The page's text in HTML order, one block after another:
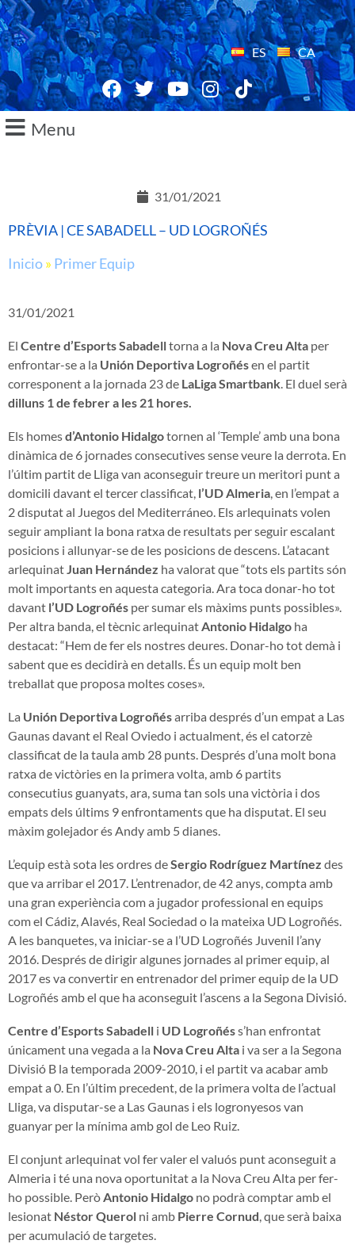
ES CA
Menu
31/01/2021
PRÈVIA | CE SABADELL – UD LOGROÑÉS
Inicio» Primer Equip
31/01/2021
El Centre d’Esports Sabadelltorna a la Nova Creu Alta per
enfrontar-se a la Unión Deportiva Logroñésen el partit
corresponent a la jornada 23 de LaLiga Smartbank. El duel serà
dilluns 1 de febrer a les 21 hores.
Els homesd’Antonio Hidalgotornen al ‘Temple’ amb una bona
dinàmica de 6 jornades consecutives sense veure la derrota. En
l’últim partit de Lliga van aconseguir treure un meritori punt a
domicili davant el tercer classificat, l’UD Almeria, en l’empat a
2 disputat al Juegos del Mediterráneo. Els arlequinats volen
seguir ampliant la bona ratxa de resultats per seguir escalant
posicions i allunyar-se de les posicions de descens. L’atacant
arlequinatJuan Hernández ha valorat que “tots els partits són
molt importants en aquesta categoria. Ara toca donar-ho tot
davant l’UD Logroñés per sumar els màxims punts possibles».
Per altra banda, el tècnic arlequinatAntonio Hidalgo ha
destacat: “Hem de fer els nostres deures. Donar-ho tot demà i
sabent que es decidirà en detalls. És un equip molt ben
treballat que proposa moltes coses».
La Unión Deportiva Logroñésarriba després d’un empat a Las
Gaunas davant el Real Oviedo i actualment, és el catorzè
classificat de la taula amb 28 punts. Després d’una molt bona
ratxa de victòries en la primera volta, amb 6 partits
consecutius guanyats, ara, suma tan sols una victòria i dos
empats dels últims 9 enfrontaments que ha disputat. El seu
màxim golejador és Andy amb 5 dianes.
L’equip està sota les ordres deSergio Rodríguez Martínez des
que va arribar el 2017. L’entrenador, de 42 anys, compta amb
una gran experiència com a jugador professional en equips
com el Cádiz, Alavés, Real Sociedad o la mateixa UD Logroñés.
A les banquetes, va iniciar-se a l’UD Logroñés Juvenil l’any
2016. Després de dirigir algunes jornades al primer equip, al
2017 es va convertir en entrenador del primer equip de la UD
Logroñés amb el que ha aconseguit l’ascens a la Segona Divisió.
Centre d’Esports Sabadell i UD Logroñéss’han enfrontat
únicament una vegada a la Nova Creu Alta i va ser a la Segona
Divisió B la temporada 2009-2010, i el partit va acabar amb
empat a 0. En l’últim precedent, de la primera volta de l’actual
Lliga, va disputar-se a Las Gaunas i els logronyesos van
guanyar per la mínima amb gol de Leo Ruiz.
El conjunt arlequinat vol fer valer el valuós punt aconseguit a
Almeria i té una nova oportunitat a la Nova Creu Alta per fer-
ho possible. PeròAntonio Hidalgo no podrà comptar amb el
lesionat Néstor Querol ni amb Pierre Cornud, que serà baixa
per acumulació de targetes.